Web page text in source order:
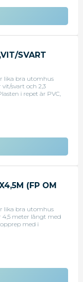
SVART
lika bra utomhus
svart och 2,3
i repet är PVC,
(FP OM
lika bra utomhus
4,5 meter långt med
med i